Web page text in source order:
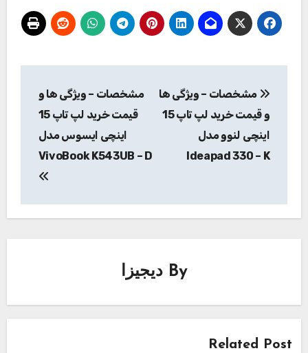
نوشته
مشخصات – ویژگی ها
و قیمت خرید لپ تاپ 15
اینچی لنوو مدل
Ideapad 330 – K
مشخصات – ویژگی ها و
قیمت خرید لپ تاپ 15
اینچی ایسوس مدل
VivoBook K543UB – D
By دیجیزا
Related Post